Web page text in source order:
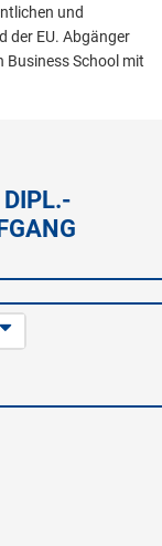
und
der EU. Abgänger
Business School mit
DIPL.-